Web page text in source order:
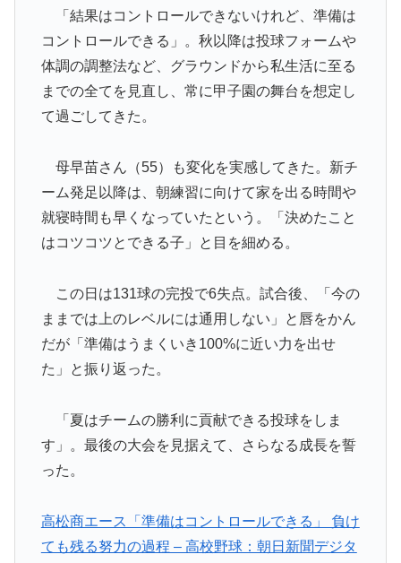
「結果はコントロールできないけれど、準備は
コントロールできる」。秋以降は投球フォームや
体調の調整法など、グラウンドから私生活に至る
までの全てを見直し、常に甲子園の舞台を想定し
て過ごしてきた。
母早苗さん（55）も変化を実感してきた。新チ
ーム発足以降は、朝練習に向けて家を出る時間や
就寝時間も早くなっていたという。「決めたこと
はコツコツとできる子」と目を細める。
この日は131球の完投で6失点。試合後、「今の
ままでは上のレベルには通用しない」と唇をかん
だが「準備はうまくいき100%に近い力を出せ
た」と振り返った。
「夏はチームの勝利に貢献できる投球をしま
す」。最後の大会を見据えて、さらなる成長を誓
った。
高松商エース「準備はコントロールできる」 負け
ても残る努力の過程 – 高校野球：朝日新聞デジタ